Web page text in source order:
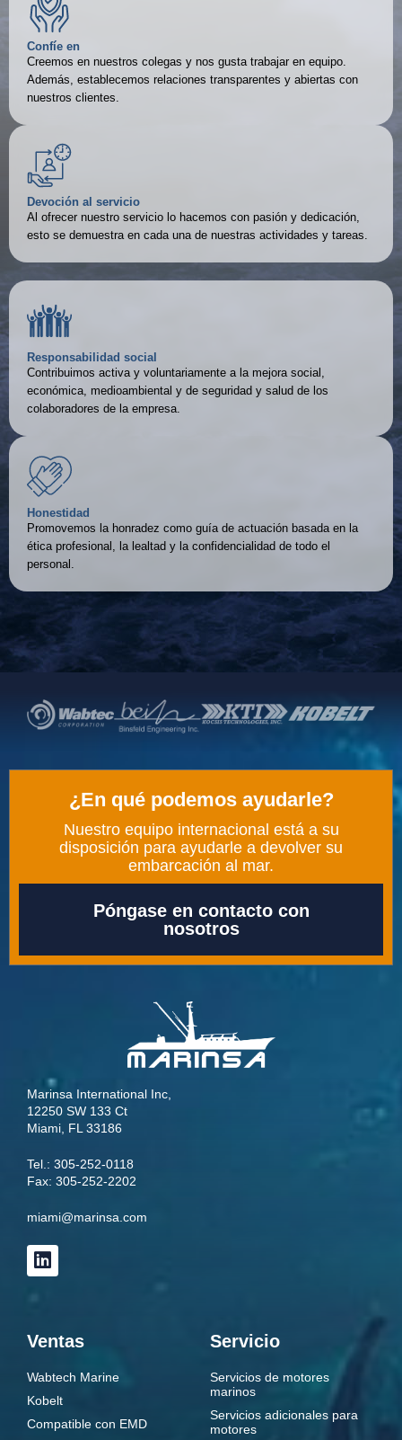
Confíe en
Creemos en nuestros colegas y nos gusta trabajar en equipo.
Además, establecemos relaciones transparentes y abiertas con
nuestros clientes.
Devoción al servicio
Al ofrecer nuestro servicio lo hacemos con pasión y dedicación,
esto se demuestra en cada una de nuestras actividades y tareas.
Responsabilidad social
Contribuimos activa y voluntariamente a la mejora social,
económica, medioambiental y de seguridad y salud de los
colaboradores de la empresa.
Honestidad
Promovemos la honradez como guía de actuación basada en la
ética profesional, la lealtad y la confidencialidad de todo el
personal.
¿En qué podemos ayudarle?
Nuestro equipo internacional está a su
disposición para ayudarle a devolver su
embarcación al mar.
Póngase en contacto con
nosotros
Marinsa International Inc,
12250 SW 133 Ct
Miami, FL 33186
Tel.: 305-252-0118
Fax: 305-252-2202
miami@marinsa.com
Ventas
Wabtech Marine
Kobelt
Compatible con EMD
Servicio
Servicios de motores
marinos
Servicios adicionales para
motores